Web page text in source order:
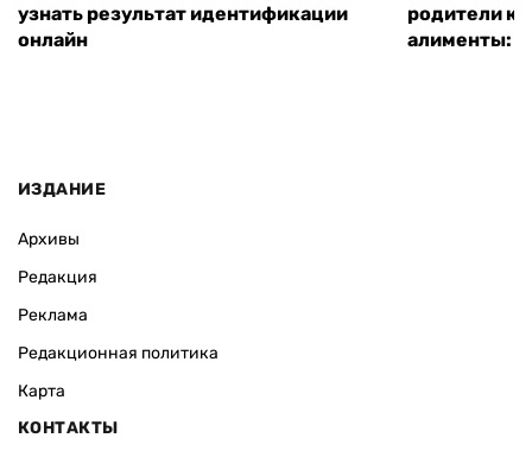
узнать результат идентификации
онлайн
родители
алименты:
ИЗДАНИЕ
Архивы
Редакция
Реклама
Редакционная политика
Карта
КОНТАКТЫ